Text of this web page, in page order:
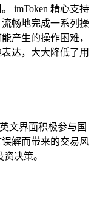
imToken 精心支持
畅地完成一系列操
产生的操作困难，
达，大大降低了用
文界面积极参与国
解而带来的交易风
决策。